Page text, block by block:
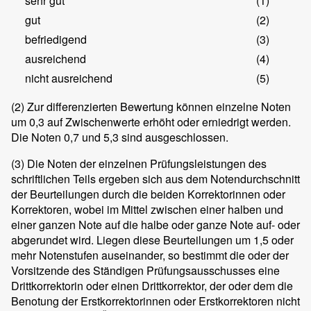
gut
(2)
befriedigend
(3)
ausreichend
(4)
nicht ausreichend
(5)
(2) Zur differenzierten Bewertung können einzelne Noten
um 0,3 auf Zwischenwerte erhöht oder erniedrigt werden.
Die Noten 0,7 und 5,3 sind ausgeschlossen.
(3) Die Noten der einzelnen Prüfungsleistungen des
schriftlichen Teils ergeben sich aus dem Notendurchschnitt
der Beurteilungen durch die beiden Korrektorinnen oder
Korrektoren, wobei im Mittel zwischen einer halben und
einer ganzen Note auf die halbe oder ganze Note auf- oder
abgerundet wird. Liegen diese Beurteilungen um 1,5 oder
mehr Notenstufen auseinander, so bestimmt die oder der
Vorsitzende des Ständigen Prüfungsausschusses eine
Drittkorrektorin oder einen Drittkorrektor, der oder dem die
Benotung der Erstkorrektorinnen oder Erstkorrektoren nicht